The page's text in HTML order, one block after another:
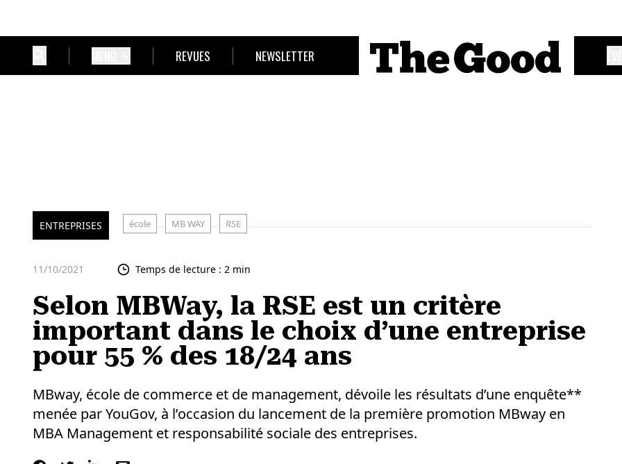
REVUES NEWSLETTER
ENTREPRISES école MB WAY RSE
11/10/2021 Temps de lecture : 2 min
Selon MBWay, la RSE est un critère
important dans le choix d’une entreprise
pour 55 % des 18/24 ans
MBway, école de commerce et de management, dévoile les résultats d’une enquête**
menée par YouGov, à l’occasion du lancement de la première promotion MBway en
MBA Management et responsabilité sociale des entreprises.